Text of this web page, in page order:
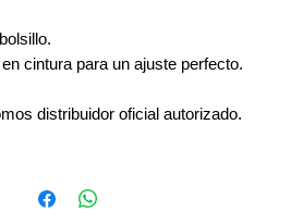
cintura para un ajuste perfecto.
distribuidor oficial autorizado.